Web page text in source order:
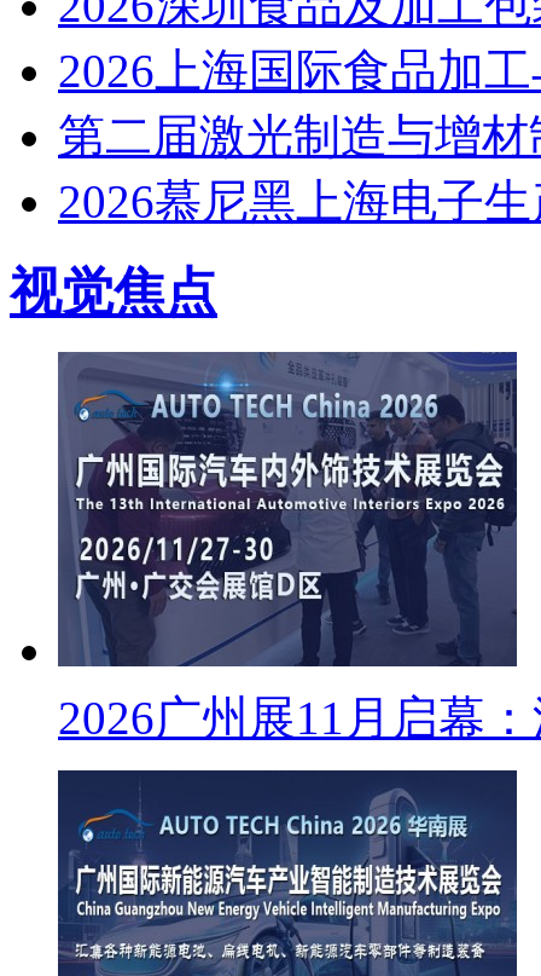
2026上海国际食品加
第二届激光制造与增
2026慕尼黑上海电子
视觉焦点
2026广州展11月启幕